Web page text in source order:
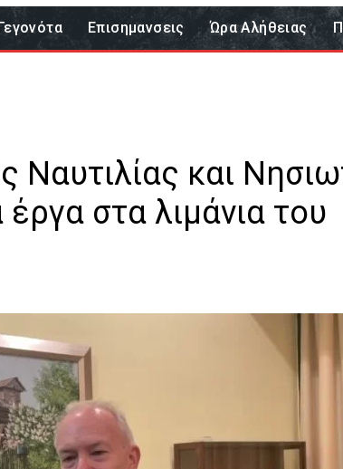
Γεγονότα Επισημανσεις Ώρα Αλήθειας
Ναυτιλίας και
έργα στα λιμάνια του